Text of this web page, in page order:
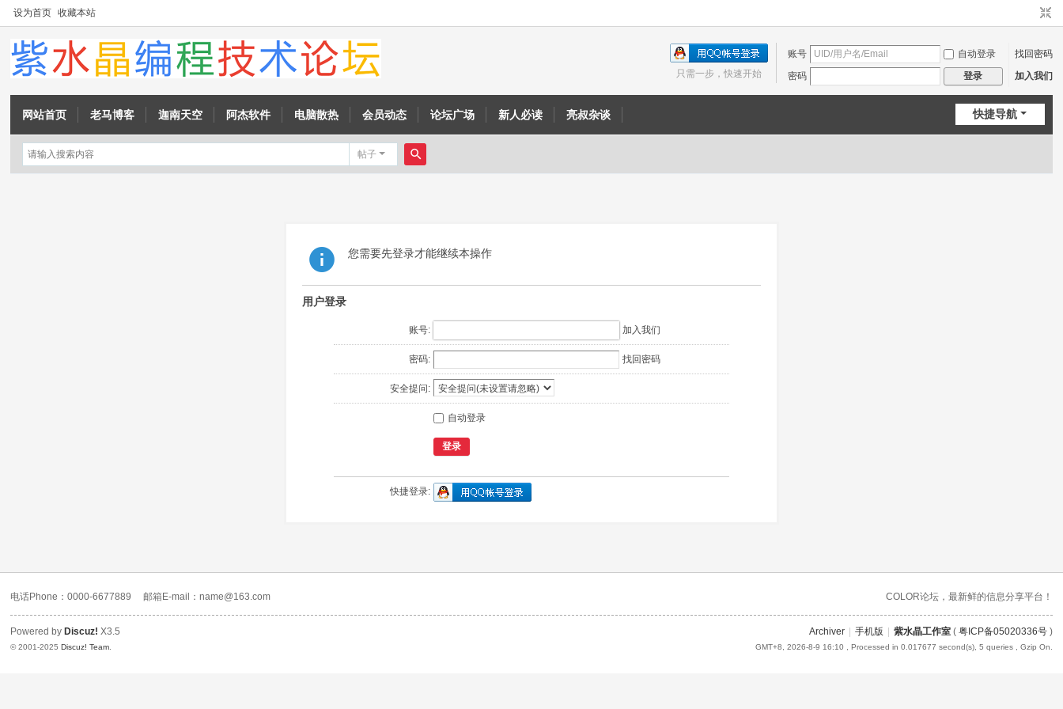
设为首页 收藏本站
账号 自动登录
找回密码
密码
登录 加入我们
只需一步，快速开始
快捷导航
网站首页 老马博客 迦南天空 阿杰软件 电脑散热 会员动态 论坛广场 新人必读 亮叔杂谈
帖子
搜
您需要先登录才能继续本操作
用户登录
账号: 加入我们
密码: 找回密码
安全提问:
自动登录
登录
快捷登录:
电话Phone：0000-6677889 邮箱E-mail：name@163.com COLOR论坛，最新鲜的信息分享平台！
Archiver 手机版 紫水晶工作室( 粤ICP备05020336号)
GMT+8, 2026-8-9 16:10 , Processed in 0.017677 second(s), 5 queries , Gzip On.
Powered by Discuz! X3.5
© 2001-2025Discuz! Team